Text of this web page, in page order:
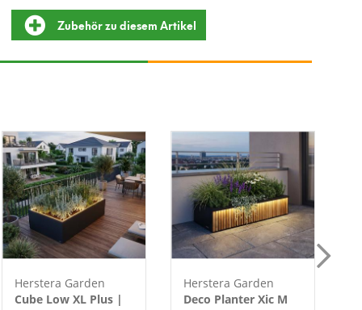
Zubehör zu diesem Artikel
Herstera Garden
Cube Low XL Plus |
Herstera Garden
Deco Planter Xic M